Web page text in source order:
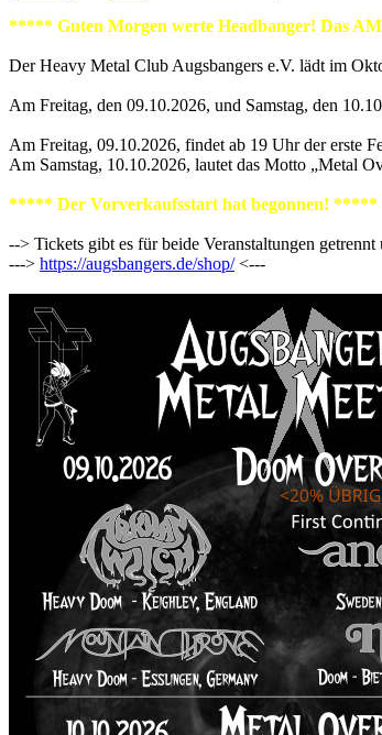
***** Guten Morgen werte Headbanger! Das
Der Heavy Metal Club Augsbangers e.V. lädt im
Am Freitag, den 09.10.2026, und Samstag, den
Am Freitag, 09.10.2026, findet ab 19 Uhr der erste
Am Samstag, 10.10.2026, lautet das Motto „Metal
***** Der Vorverkaufsstart hat begonnen! *****
--> Tickets gibt es für beide Veranstaltungen
---> https://augsbangers.de/shop/<---